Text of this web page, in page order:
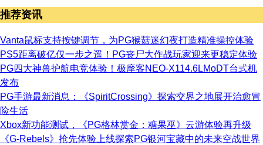
推荐资讯
Vanta鼠标支持按键调节，为PG猴菇迷幻夜打造精准操控体验
PS5距离破亿仅一步之遥！PG丧尸大作战玩家迎来更稳定体验
PG四大神兽护航电竞体验！极摩客NEO-X114.6LMoDT台式机
发布
PG手游最新消息：《SpiritCrossing》探索交界之地展开治愈冒
险生活
Xbox新功能测试，《PG格林赏金：糖果巫》云游体验再升级
《G-Rebels》抢先体验上线探索PG银河宝藏中的未来空战世界